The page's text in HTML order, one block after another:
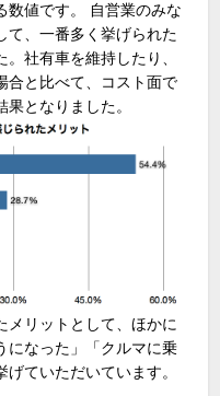
数値です。 自営業のみな
て、一番多く挙げられた
社有車を維持したり、
合と比べて、コスト面で
となりました。
メリットとして、ほかに
になった」「クルマに乗
ていただいています。